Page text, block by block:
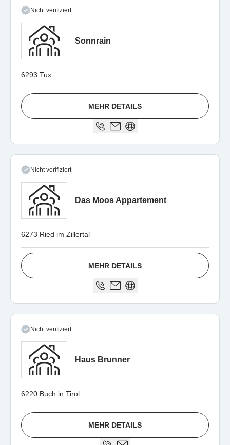
Nicht verifiziert
Sonnrain
6293 Tux
MEHR DETAILS
Nicht verifiziert
Das Moos Appartement
6273 Ried im Zillertal
MEHR DETAILS
Nicht verifiziert
Haus Brunner
6220 Buch in Tirol
MEHR DETAILS